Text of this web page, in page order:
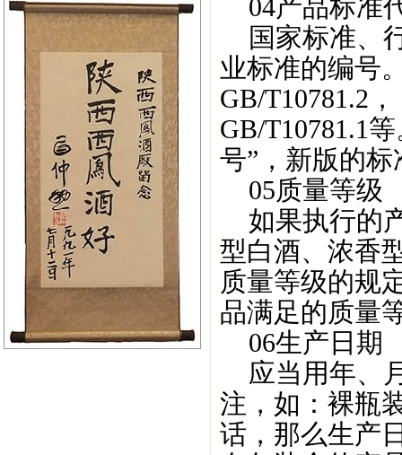
04产品标准
国家标准、
业标准的编号
GB/T10781.2
GB/T10781.1
号”，新版的
05质量等级
如果执行的
型白酒、浓香
质量等级的规
品满足的质量
06生产日期
应当用年、
注，如：裸瓶
话，那么生产